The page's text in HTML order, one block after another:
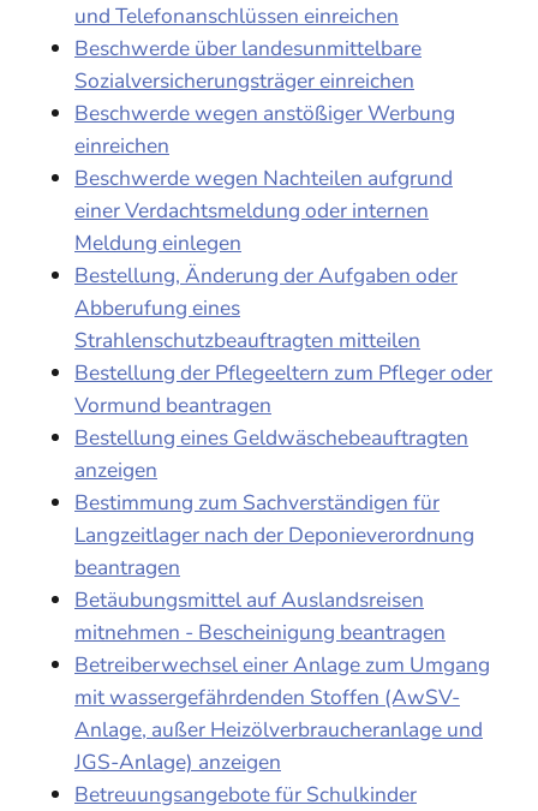
und Telefonanschlüssen einreichen
Beschwerde über landesunmittelbare
Sozialversicherungsträger einreichen
Beschwerde wegen anstößiger Werbung
einreichen
Beschwerde wegen Nachteilen aufgrund
einer Verdachtsmeldung oder internen
Meldung einlegen
Bestellung, Änderung der Aufgaben oder
Abberufung eines
Strahlenschutzbeauftragten mitteilen
Bestellung der Pflegeeltern zum Pfleger oder
Vormund beantragen
Bestellung eines Geldwäschebeauftragten
anzeigen
Bestimmung zum Sachverständigen für
Langzeitlager nach der Deponieverordnung
beantragen
Betäubungsmittel auf Auslandsreisen
mitnehmen - Bescheinigung beantragen
Betreiberwechsel einer Anlage zum Umgang
mit wassergefährdenden Stoffen (AwSV-
Anlage, außer Heizölverbraucheranlage und
JGS-Anlage) anzeigen
Betreuungsangebote für Schulkinder